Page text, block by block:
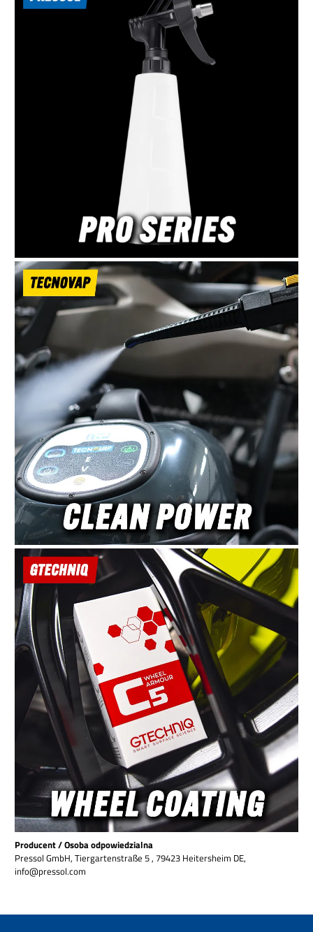
Producent / Osoba odpowiedzialna
Pressol GmbH, Tiergartenstraße 5 , 79423 Heitersheim DE,
info@pressol.com